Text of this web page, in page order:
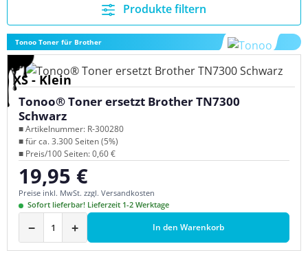
Produkte filtern
Tonoo Toner für Brother
XS - Klein
Tonoo® Toner ersetzt Brother TN7300
Schwarz
■ Artikelnummer: R-300280
■ für ca. 3.300 Seiten (5%)
■ Preis/100 Seiten: 0,60 €
Regulärer Preis:
19,95 €
Preise inkl. MwSt. zzgl. Versandkosten
Sofort lieferbar! Lieferzeit 1-2 Werktage
− + In den Warenkorb